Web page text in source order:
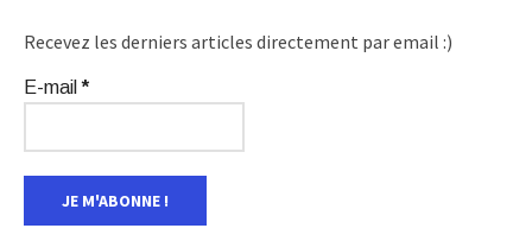
Recevez les derniers articles directement par email :)
E-mail*